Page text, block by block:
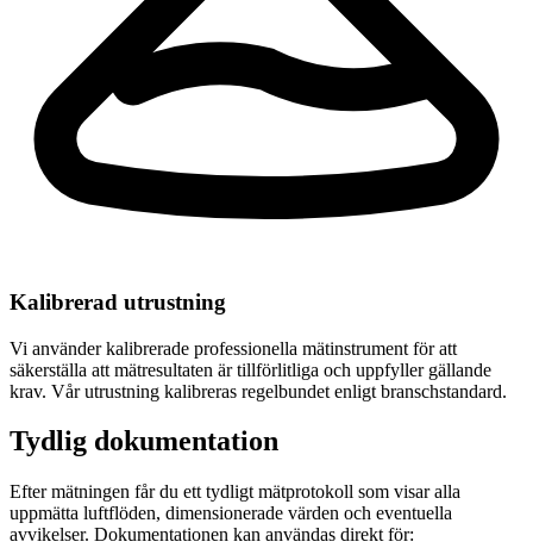
Kalibrerad utrustning
Vi använder kalibrerade professionella mätinstrument för att
säkerställa att mätresultaten är tillförlitliga och uppfyller gällande
krav. Vår utrustning kalibreras regelbundet enligt branschstandard.
Tydlig dokumentation
Efter mätningen får du ett tydligt mätprotokoll som visar alla
uppmätta luftflöden, dimensionerade värden och eventuella
avvikelser. Dokumentationen kan användas direkt för: